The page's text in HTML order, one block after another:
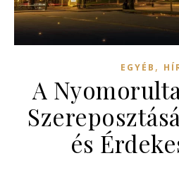
EGYÉB ,
A
és